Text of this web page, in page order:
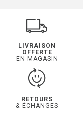
LIVRAISON
OFFERTE
EN MAGASIN
RETOURS
& ÉCHANGES